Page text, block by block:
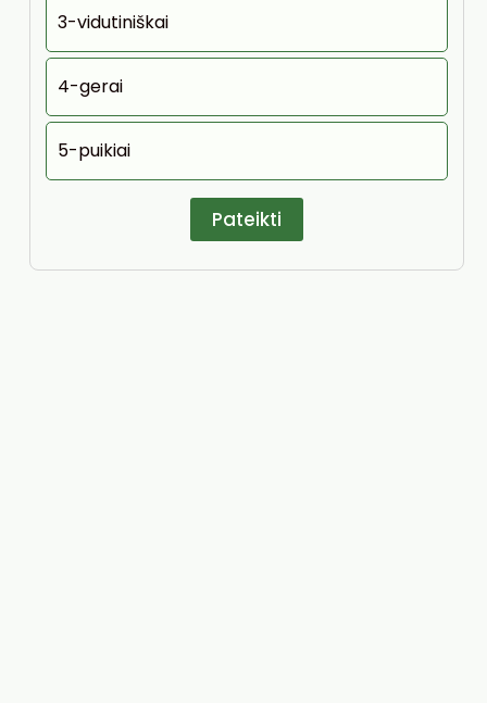
3-vidutiniškai
4-gerai
5-puikiai